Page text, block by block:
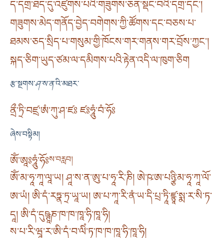
ད་དགྲ་ཐད་དུ་འཛུགས་པའི་གཟུགས་ཅན་སྡང་བའི་དགྲ་དང༌།
གཟུགས་མེད་གནོད་བྱེད་བགེགས་ཀྱི་ཚོགས་དང་བཅས་པ་
ཐམས་ཅད་སྲིད་པ་གསུམ་གྱི་ཁོངས་གར་གནས་གར་བྲོས་ཀྱང་།
སྐད་ཅིག་ཡུད་ཙམ་ལ་དམིགས་པའི་རྟེན་འདི་ལ་ཁུག་ཅིག
རྩ་སྔགས་ཤ་ས་ན་འི་མཐར་
ནྲྀ་ཏྲི་བཛྲ་ཨཾ་ཀུ་ཤ་ཛཿ ཛཿཧཱུཾ་བཾ་ཧོཿ
ཞེས་བསྟིམ།
ཨོཾ་ཨཱཿཧཱུཾ་ཧོཿས་བརླབ།
ཨོཾ་མ་ཧཱ་ཀཱ་ལཱ་ཡ། ཤཱ་ས་ན་ཨུ་པ་ཧཱ་རི་ཎི། ཨེ་ཥ་ཨ་པཉྩི་མ་ཧཱ་ཀཱ་ལོ་
ཨ་ཡཾ། ཨི་དཾ་རཏྣ་ཏྲ་ཡཱ་ཡ། ཨ་པ་ཀཱ་རི་ནཾ་ཡ་དི་པྲ་ཏཱི་ཛྙཱ་སྨ་ར་སི་ཏ་
དཱ། ཨི་དཾ་དུཥྚཱཎ་ཁ་ཁ་ཁཱ་ཧི་ཁཱ་ཧི།
ས་པ་རི་ཝཱ་ར་ཨི་དཾ་བ་ལིཾ་ཏ་ཁ་ཁ་ཁཱ་ཧི་ཁཱ་ཧི།